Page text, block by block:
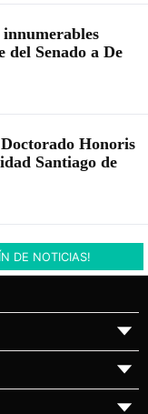
innumerables
del Senado a De
Honoris
Santiago de
DE NOTICIAS!
▼
▼
▼